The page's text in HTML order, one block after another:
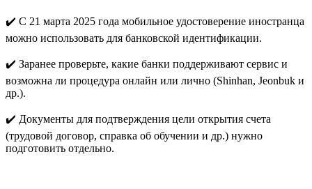
✔️ С 21 марта 2025 года мобильное удостоверение иностранца
можно использовать для банковской идентификации.
✔️ Заранее проверьте, какие банки поддерживают сервис и
возможна ли процедура онлайн или лично (Shinhan, Jeonbuk и
др.).
✔️ Документы для подтверждения цели открытия счета
(трудовой договор, справка об обучении и др.) нужно
подготовить отдельно.